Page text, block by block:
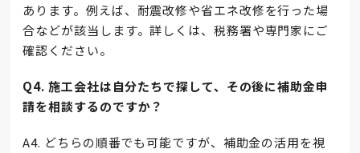
あります。例えば、耐震改修や省エネ改修を行った場
合などが該当します。詳しくは、税務署や専門家にご
確認ください。
Q4. 施工会社は自分たちで探して、その後に補助金申
請を相談するのですか？
A4. どちらの順番でも可能ですが、補助金の活用を視